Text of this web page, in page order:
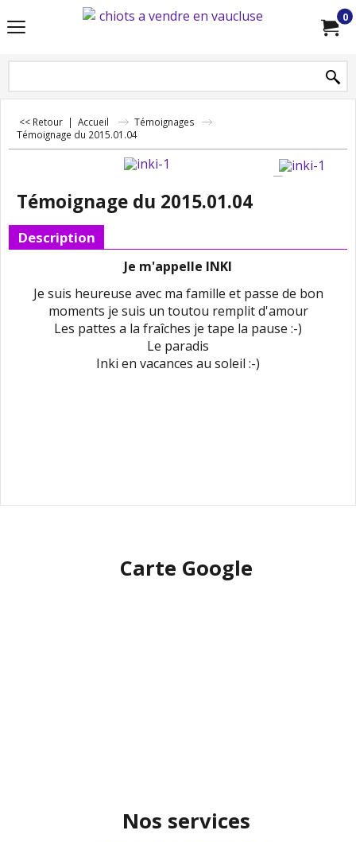
0
<< Retour | Accueil
Témoignages
Témoignage du 2015.01.04
Témoignage du 2015.01.04
Description
Je m'appelle INKI
Je suis heureuse avec ma famille et passe de bon
moments je suis un toutou remplit d'amour
Les pattes a la fraîches je tape la pause :-)
Le paradis
Inki en vacances au soleil :-)
Carte Google
Nos services